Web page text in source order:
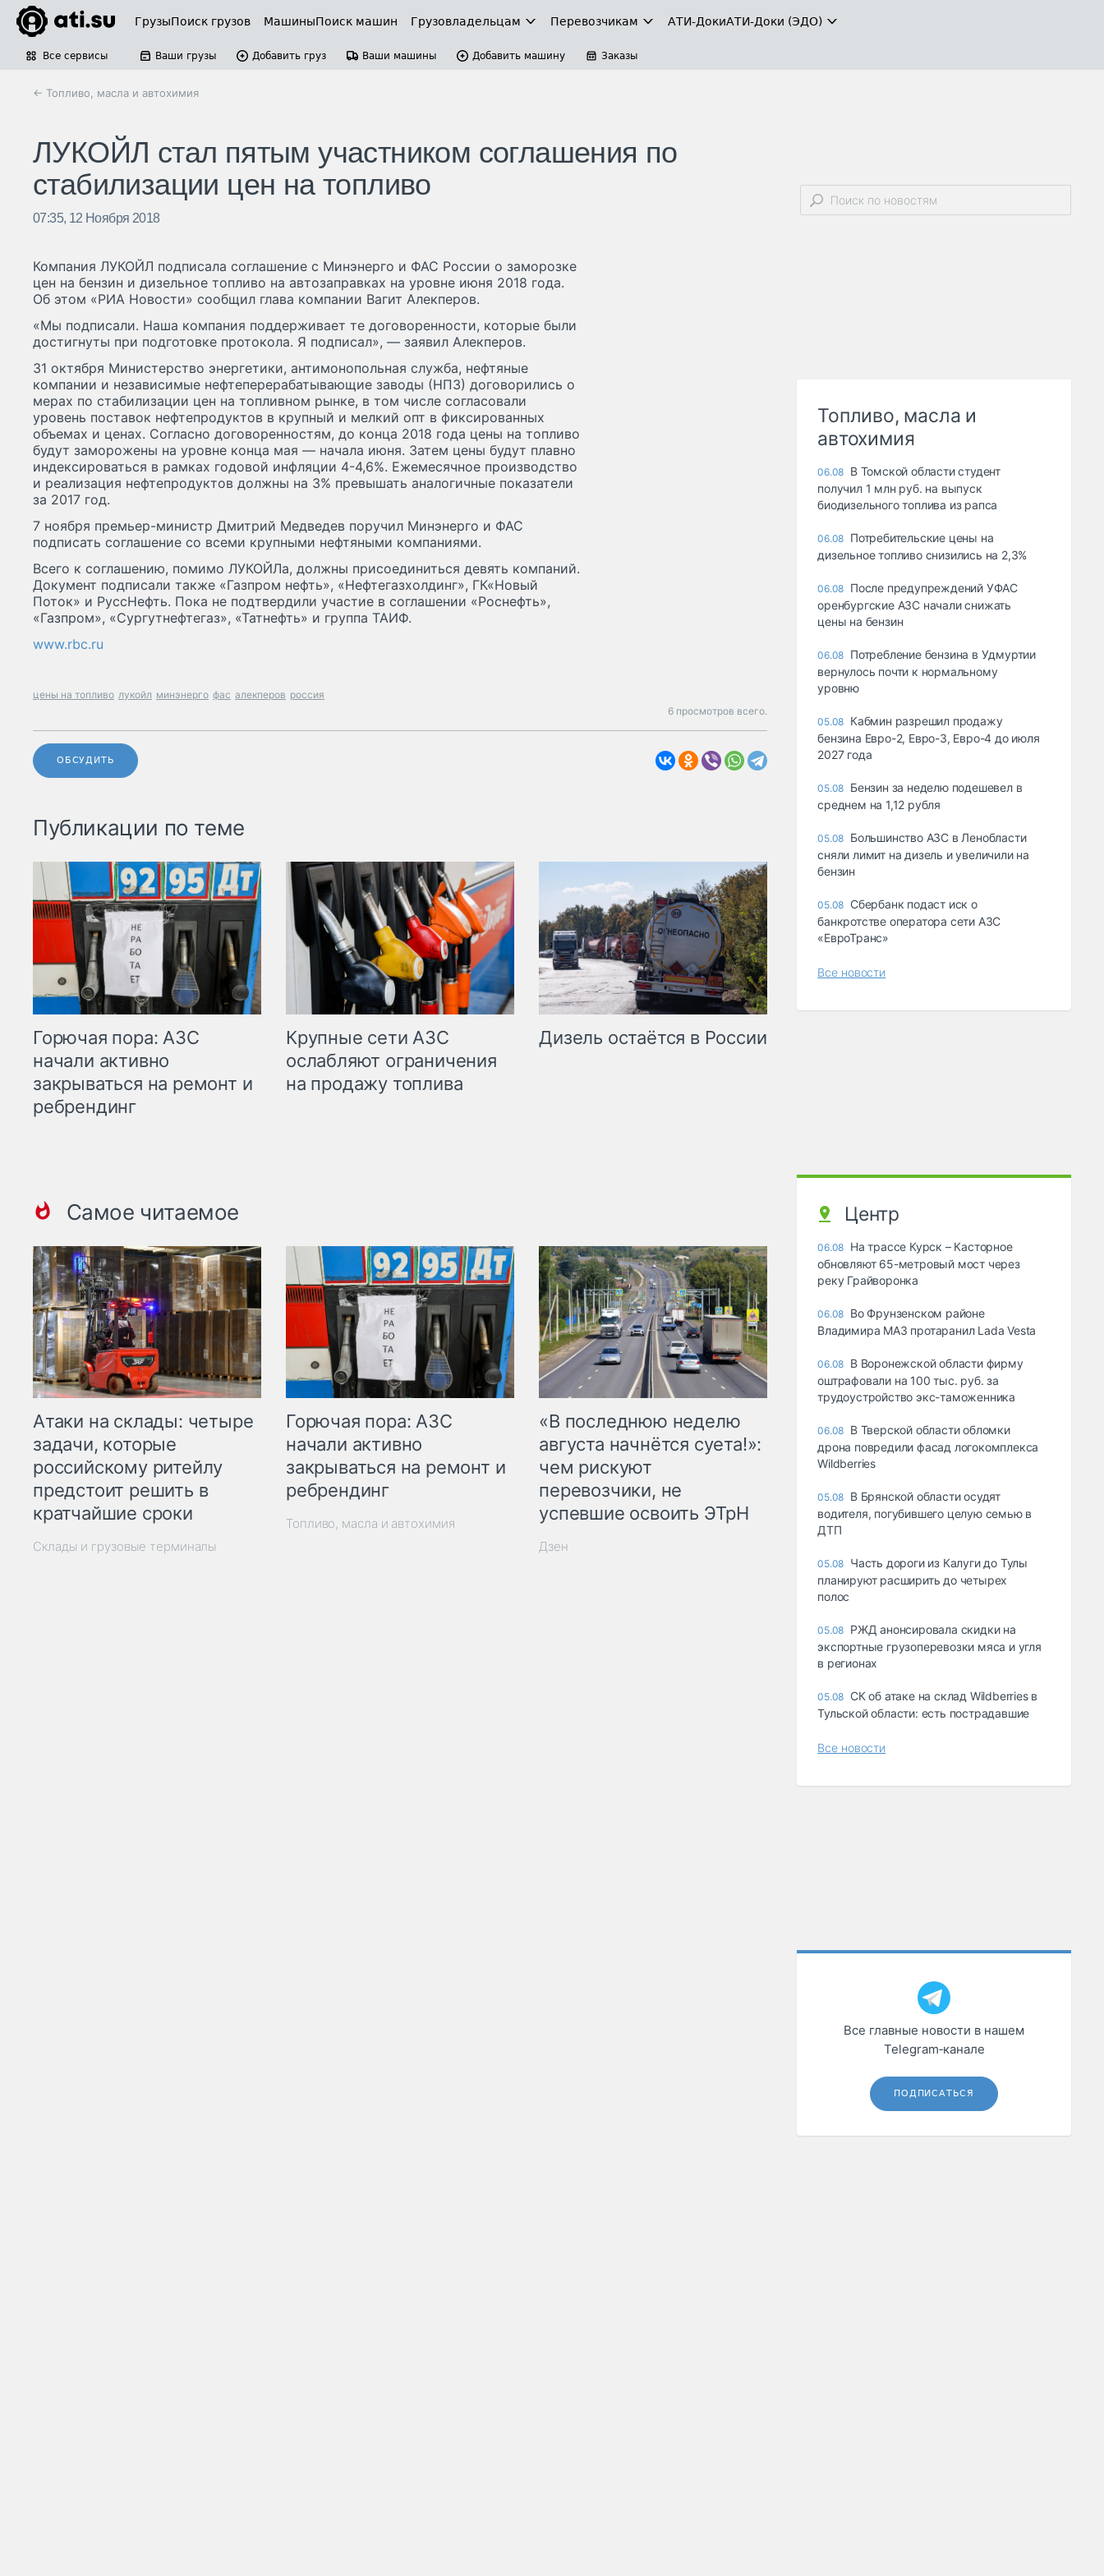
ГрузыПоиск грузов МашиныПоиск машин Грузовладельцам Перевозчикам АТИ-ДокиАТИ-Доки (ЭДО)
Все сервисы Ваши грузы Добавить груз Ваши машины Добавить машину Заказы
← Топливо, масла и автохимия
ЛУКОЙЛ стал пятым участником соглашения по
стабилизации цен на топливо
07:35, 12 Ноября 2018
Компания ЛУКОЙЛ подписала соглашение с Минэнерго и ФАС России о заморозке
цен на бензин и дизельное топливо на автозаправках на уровне июня 2018 года.
Об этом «РИА Новости» сообщил глава компании Вагит Алекперов.
«Мы подписали. Наша компания поддерживает те договоренности, которые были
достигнуты при подготовке протокола. Я подписал», — заявил Алекперов.
31 октября Министерство энергетики, антимонопольная служба, нефтяные
компании и независимые нефтеперерабатывающие заводы (НПЗ) договорились о
мерах по стабилизации цен на топливном рынке, в том числе согласовали
уровень поставок нефтепродуктов в крупный и мелкий опт в фиксированных
объемах и ценах. Согласно договоренностям, до конца 2018 года цены на топливо
будут заморожены на уровне конца мая — начала июня. Затем цены будут плавно
индексироваться в рамках годовой инфляции 4-4,6%. Ежемесячное производство
и реализация нефтепродуктов должны на 3% превышать аналогичные показатели
за 2017 год.
7 ноября премьер-министр Дмитрий Медведев поручил Минэнерго и ФАС
подписать соглашение со всеми крупными нефтяными компаниями.
Всего к соглашению, помимо ЛУКОЙЛа, должны присоединиться девять компаний.
Документ подписали также «Газпром нефть», «Нефтегазхолдинг», ГК«Новый
Поток» и РуссНефть. Пока не подтвердили участие в соглашении «Роснефть»,
«Газпром», «Сургутнефтегаз», «Татнефть» и группа ТАИФ.
www.rbc.ru
цены на топливо лукойл минэнерго фас алекперов россия
6 просмотров всего.
ОБСУДИТЬ
Публикации по теме
Горючая пора: АЗС
начали активно
закрываться на ремонт и
ребрендинг
Крупные сети АЗС
ослабляют ограничения
на продажу топлива
Дизель остаётся в России
Самое читаемое
Атаки на склады: четыре
задачи, которые
российскому ритейлу
предстоит решить в
кратчайшие сроки
Склады и грузовые терминалы
Горючая пора: АЗС
начали активно
закрываться на ремонт и
ребрендинг
Топливо, масла и автохимия
«В последнюю неделю
августа начнётся суета!»:
чем рискуют
перевозчики, не
успевшие освоить ЭТрН
Дзен
Топливо, масла и
автохимия
06.08 В Томской области студент
получил 1 млн руб. на выпуск
биодизельного топлива из рапса
06.08 Потребительские цены на
дизельное топливо снизились на 2,3%
06.08 После предупреждений УФАС
оренбургские АЗС начали снижать
цены на бензин
06.08 Потребление бензина в Удмуртии
вернулось почти к нормальному
уровню
05.08 Кабмин разрешил продажу
бензина Евро-2, Евро-3, Евро-4 до июля
2027 года
05.08 Бензин за неделю подешевел в
среднем на 1,12 рубля
05.08 Большинство АЗС в Ленобласти
сняли лимит на дизель и увеличили на
бензин
05.08 Сбербанк подаст иск о
банкротстве оператора сети АЗС
«ЕвроТранс»
Все новости
Центр
06.08 На трассе Курск – Касторное
обновляют 65-метровый мост через
реку Грайворонка
06.08 Во Фрунзенском районе
Владимира МАЗ протаранил Lada Vesta
06.08 В Воронежской области фирму
оштрафовали на 100 тыс. руб. за
трудоустройство экс-таможенника
06.08 В Тверской области обломки
дрона повредили фасад логокомплекса
Wildberries
05.08 В Брянской области осудят
водителя, погубившего целую семью в
ДТП
05.08 Часть дороги из Калуги до Тулы
планируют расширить до четырех
полос
05.08 РЖД анонсировала скидки на
экспортные грузоперевозки мяса и угля
в регионах
05.08 СК об атаке на склад Wildberries в
Тульской области: есть пострадавшие
Все новости
Все главные новости в нашем
Telegram‑канале
ПОДПИСАТЬСЯ